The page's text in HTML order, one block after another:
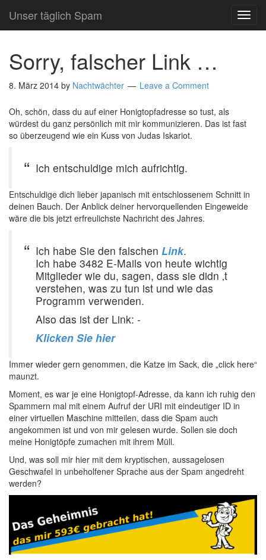
Unser täglich Spam
Sorry, falscher Link …
8. März 2014 by Nachtwächter Leave a Comment
Oh, schön, dass du auf einer Honigtopfadresse so tust, als
würdest du ganz persönlich mit mir kommunizieren. Das ist fast
so überzeugend wie ein Kuss von Judas Iskariot.
Ich entschuldige mich aufrichtig.
Entschuldige dich lieber japanisch mit entschlossenem Schnitt in
deinen Bauch. Der Anblick deiner hervorquellenden Eingeweide
wäre die bis jetzt erfreulichste Nachricht des Jahres.
Ich habe Sie den falschen Link.
Ich habe 3482 E-Mails von heute wichtig
Mitglieder wie du, sagen, dass sie didn ‚t
verstehen, was zu tun ist und wie das
Programm verwenden.
Also das ist der Link: -
Klicken Sie hier
Immer wieder gern genommen, die Katze im Sack, die „click here“
maunzt.
Moment, es war je eine Honigtopf-Adresse, da kann ich ruhig den
Spammern mal mit einem Aufruf der URI mit eindeutiger ID in
einer virtuellen Maschine mitteilen, dass die Spam auch
angekommen ist und von mir gelesen wurde. Sollen sie doch
meine Honigtöpfe zumachen mit ihrem Müll.
Und, was soll mir hier mit dem kryptischen, aussagelosen
Geschwafel in unbeholfener Sprache aus der Spam angedreht
werden?